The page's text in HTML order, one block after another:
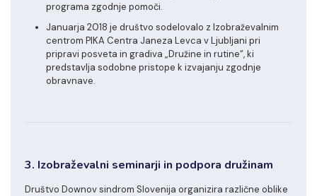
programa zgodnje pomoči.
Januarja 2018 je društvo sodelovalo z Izobraževalnim
centrom PIKA Centra Janeza Levca v Ljubljani pri
pripravi posveta in gradiva „Družine in rutine“, ki
predstavlja sodobne pristope k izvajanju zgodnje
obravnave.
3. Izobraževalni seminarji in podpora družinam
Društvo Downov sindrom Slovenija organizira različne oblike